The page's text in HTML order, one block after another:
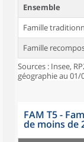
Ensemble
Famille
Famille
Sources : Insee,
géographie au 01/
FAM T5 -
de moins de